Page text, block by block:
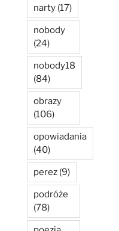
narty (17)
nobody
(24)
nobody18
(84)
obrazy
(106)
opowiadania
(40)
perez (9)
podróże
(78)